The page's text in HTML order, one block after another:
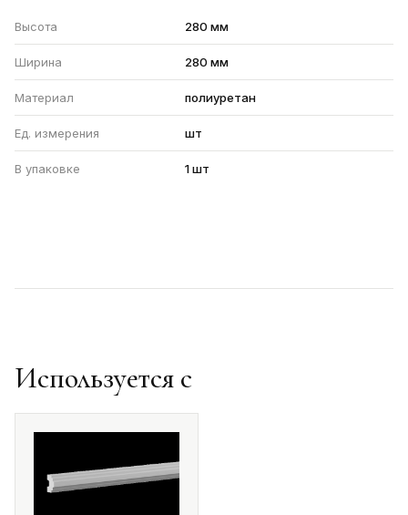
Высота 280 мм
Ширина 280 мм
Материал полиуретан
Ед. измерения шт
В упаковке 1 шт
Используется с